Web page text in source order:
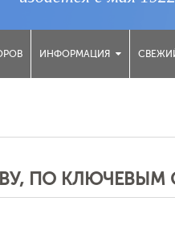
ИНФОРМАЦИЯ
ПО КЛЮЧЕВЫМ